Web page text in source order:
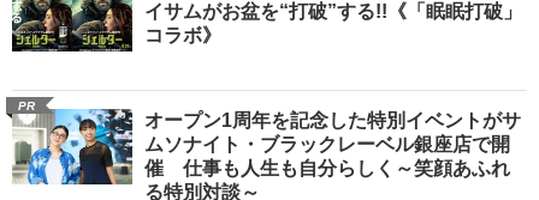
イサムがお盆を“打破”する!!《「眠眠打破」
コラボ》
PR
オープン1周年を記念した特別イベントがサ
ムソナイト・ブラックレーベル銀座店で開
催 仕事も人生も自分らしく～笑顔あふれ
る特別対談～